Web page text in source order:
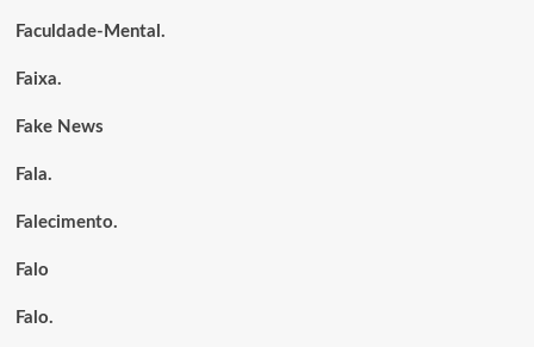
Faculdade-Mental.
Faixa.
Fake News
Fala.
Falecimento.
Falo
Falo.